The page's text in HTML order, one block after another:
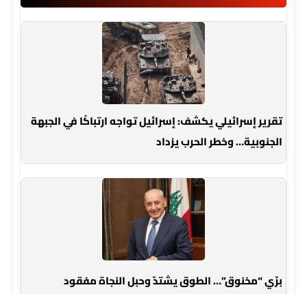
تقرير إسرائيلي يكشف: إسرائيل تواجه ارتباكًا في الجبهة
الجنوبية… وخطر الحرب يزداد
برّي “مخنوق”… الطوق يشتدّ وحبل النجاة مفقود